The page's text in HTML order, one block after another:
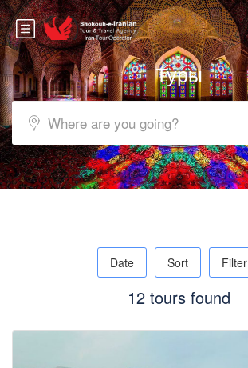
Туры
Date Sort Filter
12 tours found